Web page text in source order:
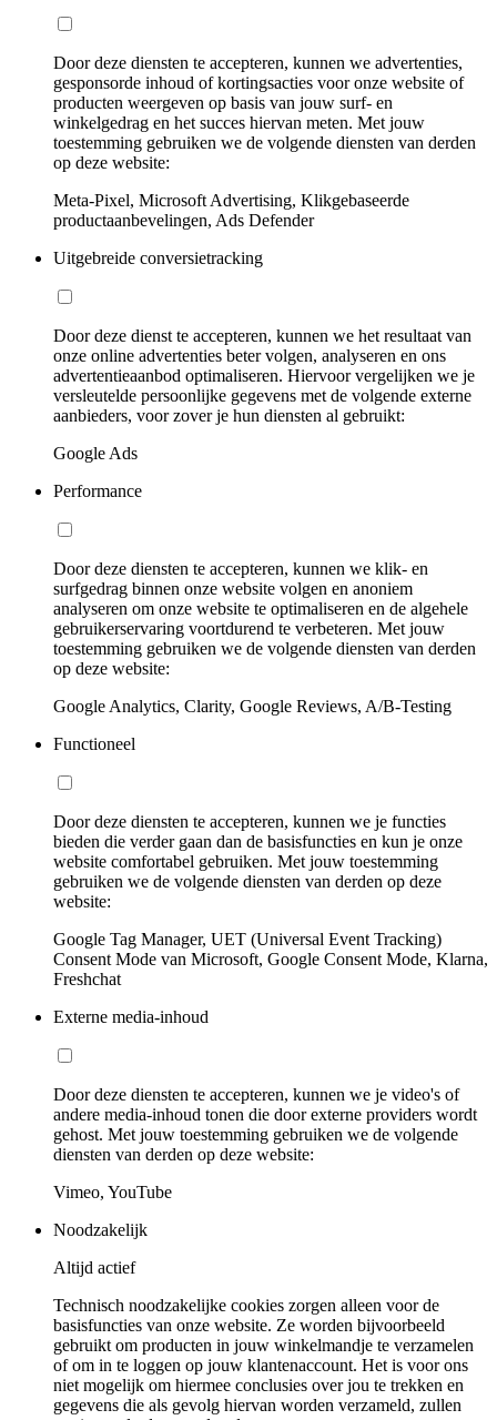
Door deze diensten te accepteren, kunnen we advertenties,
gesponsorde inhoud of kortingsacties voor onze website of
producten weergeven op basis van jouw surf- en
winkelgedrag en het succes hiervan meten. Met jouw
toestemming gebruiken we de volgende diensten van derden
op deze website:
Meta-Pixel, Microsoft Advertising, Klikgebaseerde
productaanbevelingen, Ads Defender
Uitgebreide conversietracking
Door deze dienst te accepteren, kunnen we het resultaat van
onze online advertenties beter volgen, analyseren en ons
advertentieaanbod optimaliseren. Hiervoor vergelijken we je
versleutelde persoonlijke gegevens met de volgende externe
aanbieders, voor zover je hun diensten al gebruikt:
Google Ads
Performance
Door deze diensten te accepteren, kunnen we klik- en
surfgedrag binnen onze website volgen en anoniem
analyseren om onze website te optimaliseren en de algehele
gebruikerservaring voortdurend te verbeteren. Met jouw
toestemming gebruiken we de volgende diensten van derden
op deze website:
Google Analytics, Clarity, Google Reviews, A/B-Testing
Functioneel
Door deze diensten te accepteren, kunnen we je functies
bieden die verder gaan dan de basisfuncties en kun je onze
website comfortabel gebruiken. Met jouw toestemming
gebruiken we de volgende diensten van derden op deze
website:
Google Tag Manager, UET (Universal Event Tracking)
Consent Mode van Microsoft, Google Consent Mode, Klarna,
Freshchat
Externe media-inhoud
Door deze diensten te accepteren, kunnen we je video's of
andere media-inhoud tonen die door externe providers wordt
gehost. Met jouw toestemming gebruiken we de volgende
diensten van derden op deze website:
Vimeo, YouTube
Noodzakelijk
Altijd actief
Technisch noodzakelijke cookies zorgen alleen voor de
basisfuncties van onze website. Ze worden bijvoorbeeld
gebruikt om producten in jouw winkelmandje te verzamelen
of om in te loggen op jouw klantenaccount. Het is voor ons
niet mogelijk om hiermee conclusies over jou te trekken en
gegevens die als gevolg hiervan worden verzameld, zullen